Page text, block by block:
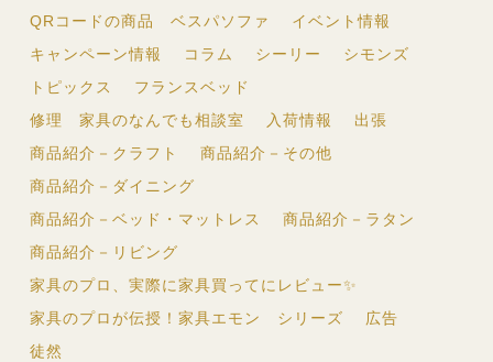
QRコードの商品 ベスパソファ
イベント情報
キャンペーン情報
コラム シーリー
シモンズ
トピックス
フランスベッド
修理 家具のなんでも相談室
入荷情報
出張
商品紹介－クラフト
商品紹介－その他
商品紹介－ダイニング
商品紹介－ベッド・マットレス
商品紹介－ラタン
商品紹介－リビング
家具のプロ、実際に家具買ってにレビュー✨
家具のプロが伝授！家具エモン シリーズ
広告
徒然